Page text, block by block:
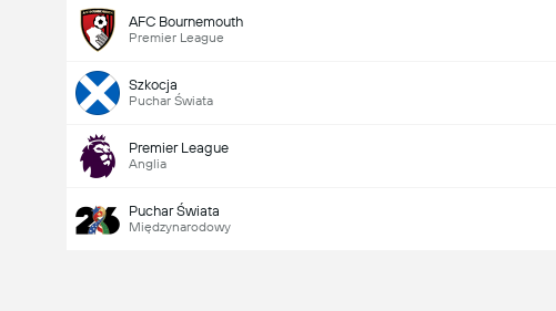
AFC Bournemouth
Premier League
Szkocja
Puchar Świata
Premier League
Anglia
Puchar Świata
Międzynarodowy